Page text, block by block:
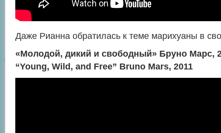
Даже Рианна обратилась к теме марихуаны в
«Молодой, дикий и свободный» Бруно Марс,
“Young, Wild, and Free” Bruno Mars, 2011